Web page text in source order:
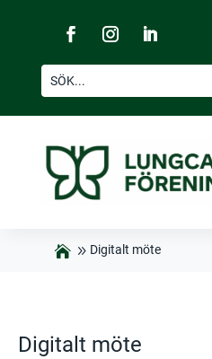
Digitalt möte
Digitalt möte